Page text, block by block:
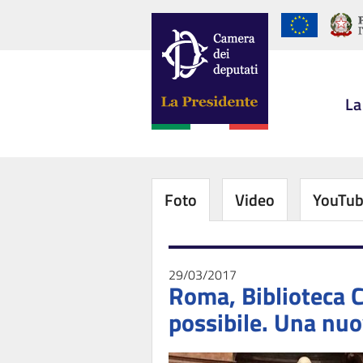
Foto Video
29/03/2017
Roma, Biblioteca
possibile. Una